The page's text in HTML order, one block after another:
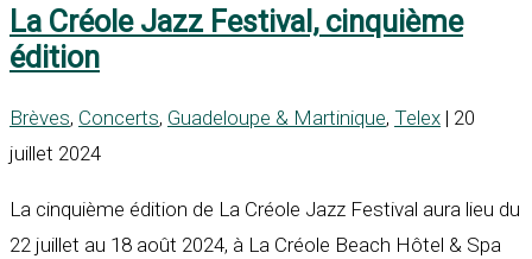
La Créole Jazz Festival, cinquième
édition
Brèves, Concerts, Guadeloupe & Martinique, Telex | 20
juillet 2024
La cinquième édition de La Créole Jazz Festival aura lieu du
22 juillet au 18 août 2024, à La Créole Beach Hôtel & Spa